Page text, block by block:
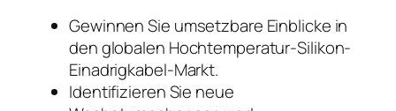
Gewinnen Sie umsetzbare Einblicke in
den globalen Hochtemperatur-Silikon-
Einadrigkabel-Markt.
Identifizieren Sie neue